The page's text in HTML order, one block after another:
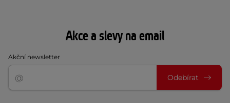
Akce a slevy na email
Akční newsletter
Odebírat